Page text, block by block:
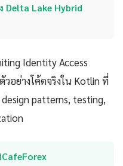
Delta Lake Hybrid
Identity Access
อย่างโค้ดจริงใน Kotlin ที่
patterns, testing,